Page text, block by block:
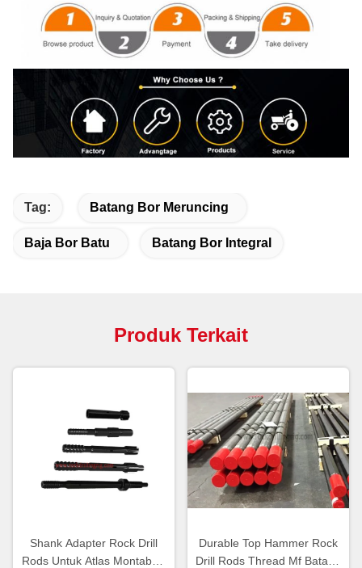
Tag: Batang Bor Meruncing
Baja Bor Batu Batang Bor Integral
Produk Terkait
Shank Adapter Rock Drill
Rods Untuk Atlas Montabert
Durable Top Hammer Rock
Drill Rods Thread Mf Batang